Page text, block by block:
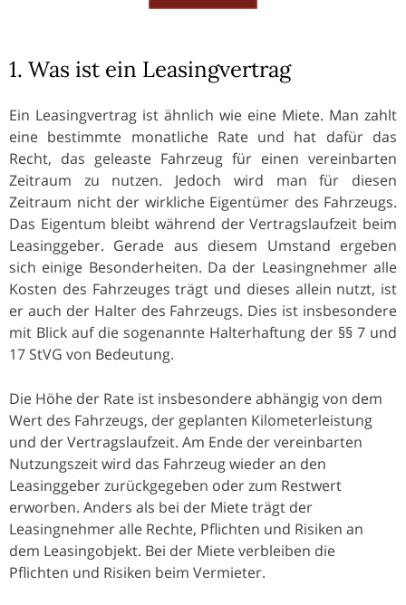
1. Was ist ein Leasingvertrag
Ein Leasingvertrag ist ähnlich wie eine Miete. Man zahlt
eine bestimmte monatliche Rate und hat dafür das
Recht, das geleaste Fahrzeug für einen vereinbarten
Zeitraum zu nutzen. Jedoch wird man für diesen
Zeitraum nicht der wirkliche Eigentümer des Fahrzeugs.
Das Eigentum bleibt während der Vertragslaufzeit beim
Leasinggeber. Gerade aus diesem Umstand ergeben
sich einige Besonderheiten. Da der Leasingnehmer alle
Kosten des Fahrzeuges trägt und dieses allein nutzt, ist
er auch der Halter des Fahrzeugs. Dies ist insbesondere
mit Blick auf die sogenannte Halterhaftung der §§ 7 und
17 StVG von Bedeutung.
Die Höhe der Rate ist insbesondere abhängig von dem
Wert des Fahrzeugs, der geplanten Kilometerleistung
und der Vertragslaufzeit. Am Ende der vereinbarten
Nutzungszeit wird das Fahrzeug wieder an den
Leasinggeber zurückgegeben oder zum Restwert
erworben. Anders als bei der Miete trägt der
Leasingnehmer alle Rechte, Pflichten und Risiken an
dem Leasingobjekt. Bei der Miete verbleiben die
Pflichten und Risiken beim Vermieter.